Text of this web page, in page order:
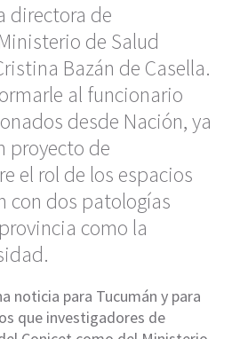
directora de
de Salud
Bazán de Casella.
al funcionario
desde Nación, ya
proyecto de
el rol de los espacios
con dos patologías
como la
noticia para Tucumán y para
que investigadores de